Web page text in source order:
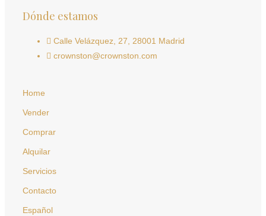
Dónde estamos
Calle Velázquez, 27, 28001 Madrid
crownston@crownston.com
Home
Vender
Comprar
Alquilar
Servicios
Contacto
Español